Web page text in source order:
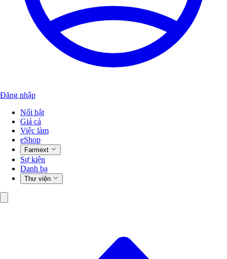
Đăng nhập
Nổi bật
Giá cả
Việc làm
eShop
Farmext
Sự kiện
Danh bạ
Thư viện